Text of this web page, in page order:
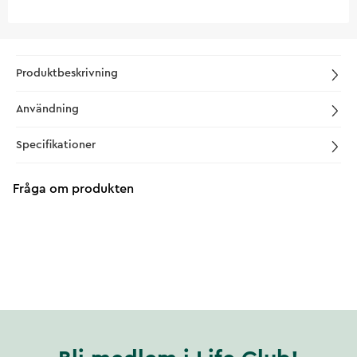
Produktbeskrivning
Användning
Specifikationer
Fråga om produkten